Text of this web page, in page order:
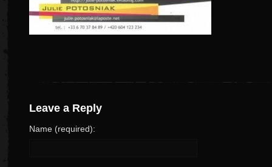
Leave a Reply
Name (required):